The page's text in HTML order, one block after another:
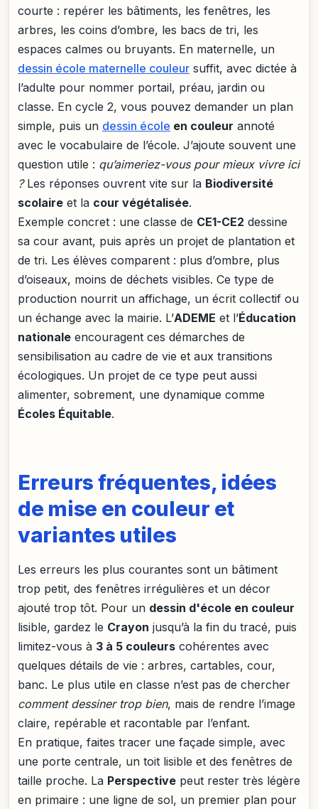
courte : repérer les bâtiments, les fenêtres, les
arbres, les coins d’ombre, les bacs de tri, les
espaces calmes ou bruyants. En maternelle, un
dessin école maternelle couleur suffit, avec dictée à
l’adulte pour nommer portail, préau, jardin ou
classe. En cycle 2, vous pouvez demander un plan
simple, puis un dessin école en couleur annoté
avec le vocabulaire de l’école. J’ajoute souvent une
question utile : qu’aimeriez-vous pour mieux vivre ici
?Les réponses ouvrent vite sur la Biodiversité
scolaire et la cour végétalisée.
Exemple concret : une classe de CE1-CE2 dessine
sa cour avant, puis après un projet de plantation et
de tri. Les élèves comparent : plus d’ombre, plus
d’oiseaux, moins de déchets visibles. Ce type de
production nourrit un affichage, un écrit collectif ou
un échange avec la mairie. L’ADEME et l’Éducation
nationale encouragent ces démarches de
sensibilisation au cadre de vie et aux transitions
écologiques. Un projet de ce type peut aussi
alimenter, sobrement, une dynamique comme
Écoles Équitable.
Erreurs fréquentes, idées
de mise en couleur et
variantes utiles
Les erreurs les plus courantes sont un bâtiment
trop petit, des fenêtres irrégulières et un décor
ajouté trop tôt. Pour un dessin d'école en couleur
lisible, gardez le Crayon jusqu’à la fin du tracé, puis
limitez-vous à 3 à 5 couleurs cohérentes avec
quelques détails de vie : arbres, cartables, cour,
banc. Le plus utile en classe n’est pas de chercher
comment dessiner trop bien, mais de rendre l’image
claire, repérable et racontable par l’enfant.
En pratique, faites tracer une façade simple, avec
une porte centrale, un toit lisible et des fenêtres de
taille proche. La Perspective peut rester très légère
en primaire : une ligne de sol, un premier plan pour